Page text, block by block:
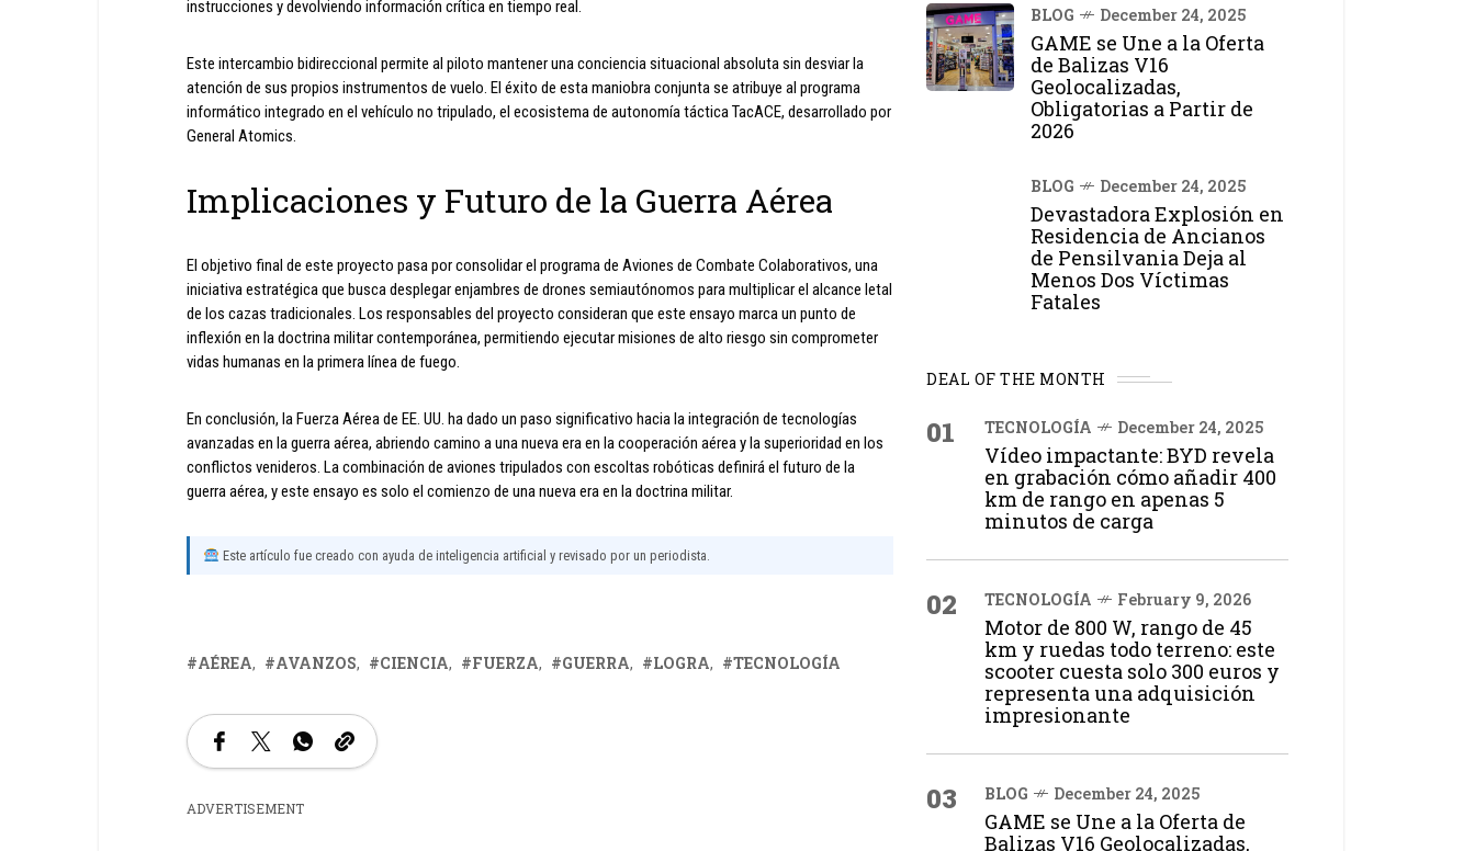
instrucciones y devolviendo información crítica en tiempo real.
Este intercambio bidireccional permite al piloto mantener una conciencia situacional absoluta sin desviar la
atención de sus propios instrumentos de vuelo. El éxito de esta maniobra conjunta se atribuye al programa
informático integrado en el vehículo no tripulado, el ecosistema de autonomía táctica TacACE, desarrollado por
General Atomics.
Implicaciones y Futuro de la Guerra Aérea
El objetivo final de este proyecto pasa por consolidar el programa de Aviones de Combate Colaborativos, una
iniciativa estratégica que busca desplegar enjambres de drones semiautónomos para multiplicar el alcance letal
de los cazas tradicionales. Los responsables del proyecto consideran que este ensayo marca un punto de
inflexión en la doctrina militar contemporánea, permitiendo ejecutar misiones de alto riesgo sin comprometer
vidas humanas en la primera línea de fuego.
En conclusión, la Fuerza Aérea de EE. UU. ha dado un paso significativo hacia la integración de tecnologías
avanzadas en la guerra aérea, abriendo camino a una nueva era en la cooperación aérea y la superioridad en los
conflictos venideros. La combinación de aviones tripulados con escoltas robóticas definirá el futuro de la
guerra aérea, y este ensayo es solo el comienzo de una nueva era en la doctrina militar.
Este artículo fue creado con ayuda de inteligencia artificial y revisado por un periodista.
AÉREA AVANZOS CIENCIA FUERZA GUERRA LOGRA TECNOLOGÍA
ADVERTISEMENT
BLOG December 24, 2025
GAME se Une a la Oferta
de Balizas V16
Geolocalizadas,
Obligatorias a Partir de
2026
BLOG December 24, 2025
Devastadora Explosión en
Residencia de Ancianos
de Pensilvania Deja al
Menos Dos Víctimas
Fatales
DEAL OF THE MONTH
01 TECNOLOGÍA December 24, 2025
Vídeo impactante: BYD revela
en grabación cómo añadir 400
km de rango en apenas 5
minutos de carga
02 TECNOLOGÍA February 9, 2026
Motor de 800 W, rango de 45
km y ruedas todo terreno: este
scooter cuesta solo 300 euros y
representa una adquisición
impresionante
03 BLOG December 24, 2025
GAME se Une a la Oferta de
Balizas V16 Geolocalizadas,